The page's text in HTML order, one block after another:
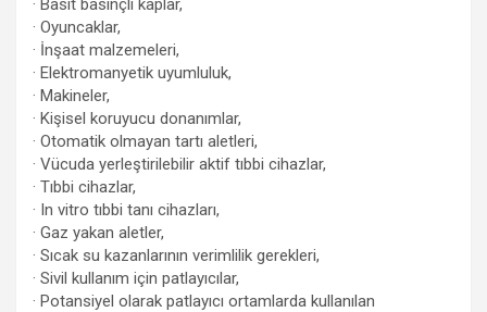
· Basit basınçlı kaplar,
· Oyuncaklar,
· İnşaat malzemeleri,
· Elektromanyetik uyumluluk,
· Makineler,
· Kişisel koruyucu donanımlar,
· Otomatik olmayan tartı aletleri,
· Vücuda yerleştirilebilir aktif tıbbi cihazlar,
· Tıbbi cihazlar,
· In vitro tıbbi tanı cihazları,
· Gaz yakan aletler,
· Sıcak su kazanlarının verimlilik gerekleri,
· Sivil kullanım için patlayıcılar,
· Potansiyel olarak patlayıcı ortamlarda kullanılan